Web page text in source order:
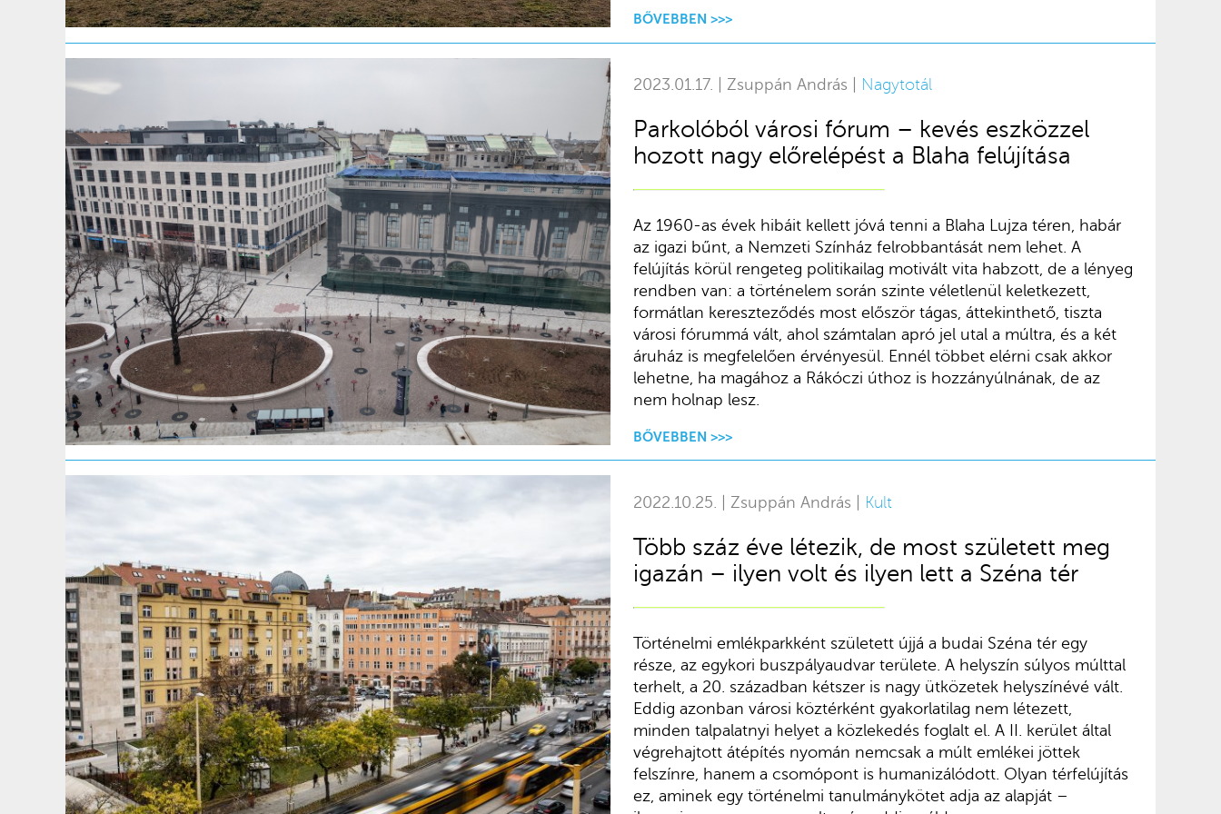
BŐVEBBEN >>>
2023.01.17. | Zsuppán András | Nagytotál
Parkolóból városi fórum – kevés eszközzel
hozott nagy előrelépést a Blaha felújítása
Az 1960-as évek hibáit kellett jóvá tenni a Blaha Lujza téren, habár
az igazi bűnt, a Nemzeti Színház felrobbantását nem lehet. A
felújítás körül rengeteg politikailag motivált vita habzott, de a lényeg
rendben van: a történelem során szinte véletlenül keletkezett,
formátlan kereszteződés most először tágas, áttekinthető, tiszta
városi fórummá vált, ahol számtalan apró jel utal a múltra, és a két
áruház is megfelelően érvényesül. Ennél többet elérni csak akkor
lehetne, ha magához a Rákóczi úthoz is hozzányúlnának, de az
nem holnap lesz.
BŐVEBBEN >>>
2022.10.25. | Zsuppán András | Kult
Több száz éve létezik, de most született meg
igazán – ilyen volt és ilyen lett a Széna tér
Történelmi emlékparkként született újjá a budai Széna tér egy
része, az egykori buszpályaudvar területe. A helyszín súlyos múlttal
terhelt, a 20. században kétszer is nagy ütközetek helyszínévé vált.
Eddig azonban városi köztérként gyakorlatilag nem létezett,
minden talpalatnyi helyet a közlekedés foglalt el. A II. kerület által
végrehajtott átépítés nyomán nemcsak a múlt emlékei jöttek
felszínre, hanem a csomópont is humanizálódott. Olyan térfelújítás
ez, aminek egy történelmi tanulmánykötet adja az alapját –